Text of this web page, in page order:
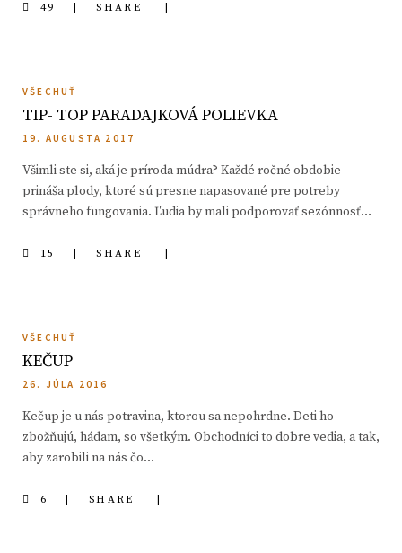
49 SHARE
VŠECHUŤ
TIP- TOP PARADAJKOVÁ POLIEVKA
19. AUGUSTA 2017
Všimli ste si, aká je príroda múdra? Každé ročné obdobie
prináša plody, ktoré sú presne napasované pre potreby
správneho fungovania. Ľudia by mali podporovať sezónnosť…
15 SHARE
VŠECHUŤ
KEČUP
26. JÚLA 2016
Kečup je u nás potravina, ktorou sa nepohrdne. Deti ho
zbožňujú, hádam, so všetkým. Obchodníci to dobre vedia, a tak,
aby zarobili na nás čo…
6 SHARE